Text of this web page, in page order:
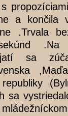
a končila
.Trvala
.Na
sa
sa